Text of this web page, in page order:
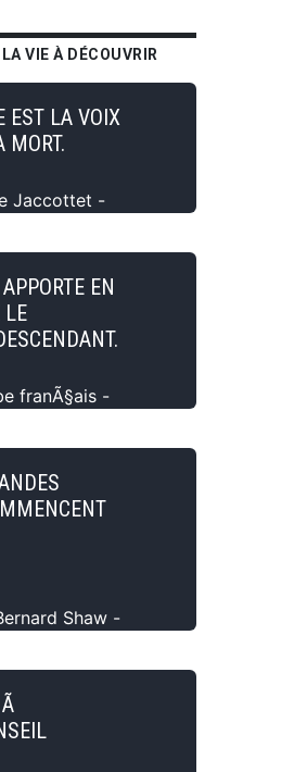
VIE À DÉCOUVRIR
EST LA VOIX
Jaccottet -
EN
LE
franÃ§ais -
Shaw -